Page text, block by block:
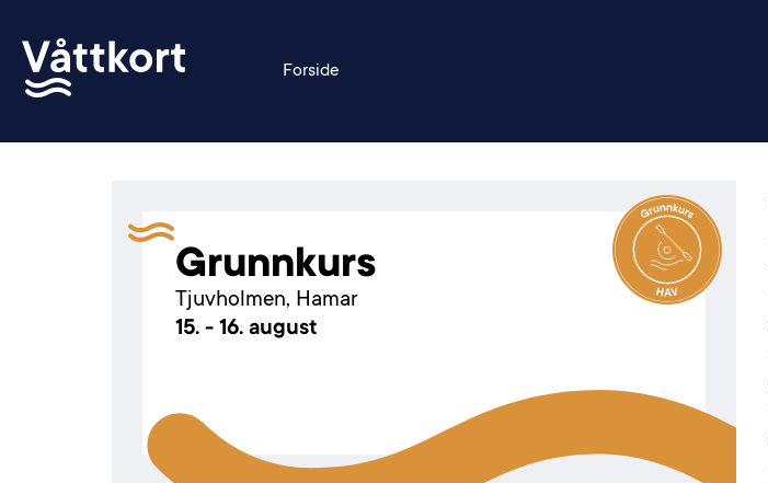
Forside
Grunnkurs
Tjuvholmen, Hamar
15. - 16. august